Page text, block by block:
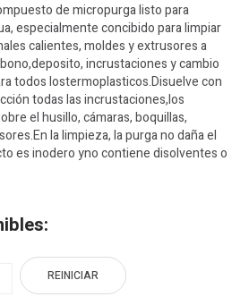
de micropurga listo para
especialmente concibido para limpiar
calientes, moldes y extrusores a
incrustaciones y cambio
todos lostermoplasticos.Disuelve con
todas las incrustaciones,los
el husillo, cámaras, boquillas,
la limpieza, la purga no daña el
es inodero yno contiene disolventes o
REINICIAR